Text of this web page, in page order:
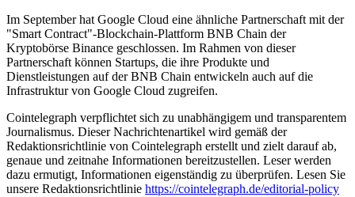
Im September hat Google Cloud eine ähnliche Partnerschaft mit der
"Smart Contract"-Blockchain-Plattform BNB Chain der
Kryptobörse Binance geschlossen. Im Rahmen von dieser
Partnerschaft können Startups, die ihre Produkte und
Dienstleistungen auf der BNB Chain entwickeln auch auf die
Infrastruktur von Google Cloud zugreifen.
Cointelegraph verpflichtet sich zu unabhängigem und transparentem
Journalismus. Dieser Nachrichtenartikel wird gemäß der
Redaktionsrichtlinie von Cointelegraph erstellt und zielt darauf ab,
genaue und zeitnahe Informationen bereitzustellen. Leser werden
dazu ermutigt, Informationen eigenständig zu überprüfen. Lesen Sie
unsere Redaktionsrichtlinie https://cointelegraph.de/editorial-policy